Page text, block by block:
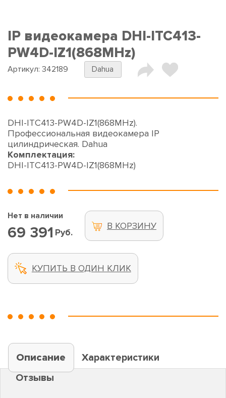
IP видеокамера DHI-ITC413-
PW4D-IZ1(868MHz)
Артикул: 342189 Dahua
DHI-ITC413-PW4D-IZ1(868MHz).
Профессиональная видеокамера IP
цилиндрическая. Dahua
Комплектация:
DHI-ITC413-PW4D-IZ1(868MHz)
Нет в наличии
69 391 Руб.
В КОРЗИНУ
КУПИТЬ В ОДИН КЛИК
Описание
Характеристики
Отзывы